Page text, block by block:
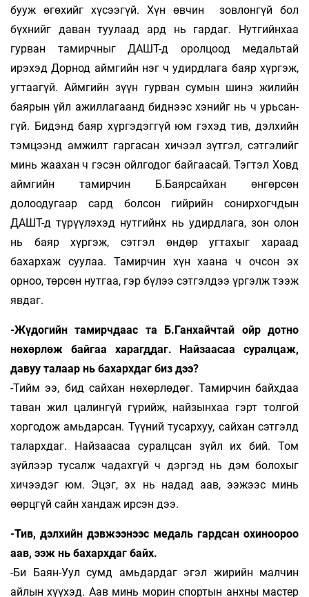
бууж өгөхийг хүсээгүй. Хүн өвчин зов­­лонгүй бол
бүхнийг даван туулаад ард нь гар­даг. Нутгийнхаа
гурван тамирчныг ДАШТ-д орол­цоод медальтай
ирэхэд Дорнод айм­гийн нэг ч удирдлага баяр хүргэж,
угтаагүй. Айм­гийн зүүн гурван сумын шинэ жилийн
бая­рын үйл ажиллагаанд биднээс хэнийг нь ч урь­сан­
гүй. Бидэнд баяр хүргэдэггүй юм гэхэд тив, дэл­­хийн
тэмцээнд амжилт гаргасан хи­чээл зүт­­­­гэл, сэтгэлийг
минь жаахан ч гэсэн ойл­го­дог байгаасай. Тэгтэл Ховд
аймгийн тамир­чин Б.Баяр­­­сайхан өнгөрсөн
долоодугаар сард бол­сон гийрийн сонирхогчдын
ДАШТ-д түрүү­лэ­хэд нутгийнх нь удирдлага, зон олон
нь баяр хүр­гэж, сэтгэл өндөр угтахыг хараад
бахархаж суу­­лаа. Тамирчин хүн хаана ч очсон эх
орноо, төр­­­сөн нутгаа, гэр бүлээ сэтгэлдээ үргэлж тээж
яв­даг.
-Жүдогийн тамирчдаас та Б.Ганхайч­тай ойр дотно
нөхөрлөж байгаа харагддаг. Най­­заасаа суралцаж,
давуу талаар нь бахарх­даг биз дээ?
-Тийм ээ, бид сайхан нөхөрлөдөг. Тамирчин байхдаа
таван жил цалингүй гүрийж, найзынхаа гэрт толгой
хоргодож амьдарсан. Түүний тусар­хуу, сайхан сэтгэлд
талархдаг. Найзаасаа су­ралц­­­­сан зүйл их бий. Том
зүйлээр тусалж чадах­гүй ч дэргэд нь дэм болохыг
хичээдэг юм. Эцэг, эх нь надад аав, ээжээс минь
өөрцгүй сайн хан­даж ирсэн дээ.
-Тив, дэлхийн дэвжээнээс медаль гард­сан охиноороо
аав, ээж нь бахархдаг байх.
-Би Баян-Уул сумд амьдардаг эгэл жирийн мал­чин
айлын хүүхэд. Аав минь морин спор­тын анхны мастер